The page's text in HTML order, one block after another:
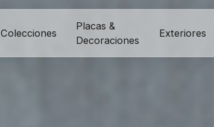
Colecciones
Placas &
Decoraciones
Exteriores